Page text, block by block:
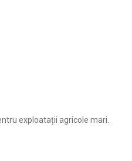
exploatații agricole mari.